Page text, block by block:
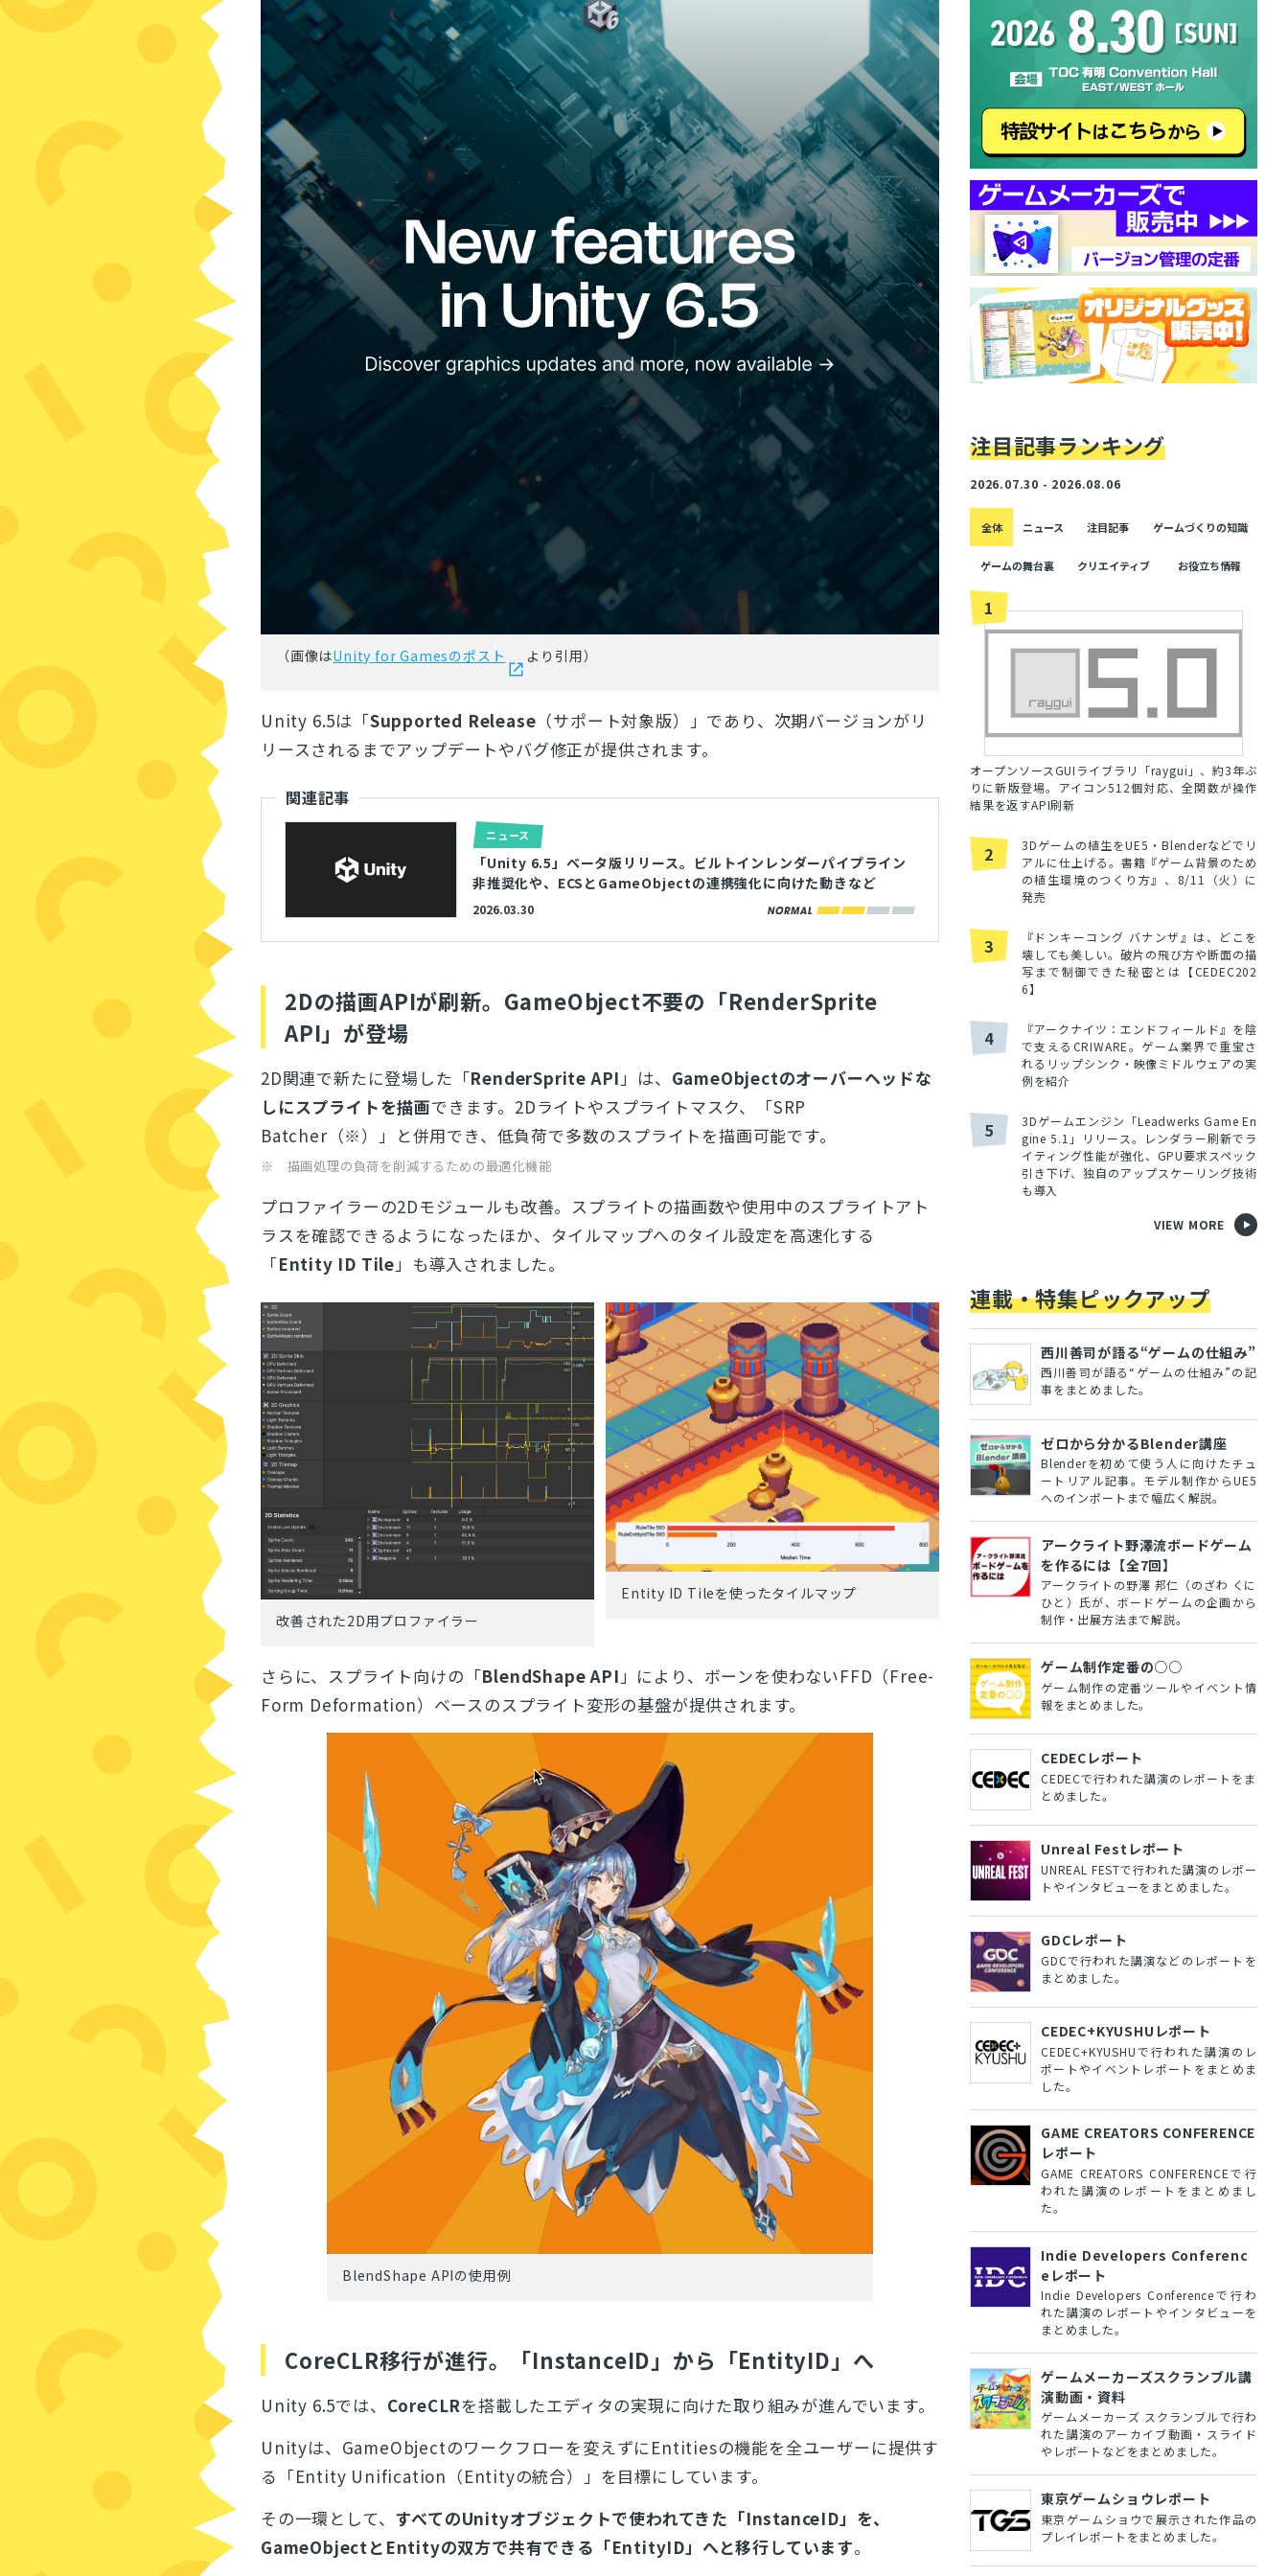
（画像はUnity for Gamesのポスト より引用）
Unity 6.5は「Supported Release （サポート対象版）」であり、次期バージョンがリ
リースされるまでアップデートやバグ修正が提供されます。
関連記事
ニュース
「Unity 6.5」ベータ版リリース。ビルトインレンダーパイプライン
非推奨化や、ECSとGameObjectの連携強化に向けた動きなど
2026.03.30
2Dの描画APIが刷新。GameObject不要の「RenderSprite
API」が登場
2D関連で新たに登場した「RenderSprite API」は、 GameObjectのオーバーヘッドな
しにスプライトを描画できます。2Dライトやスプライトマスク、「SRP
Batcher（※）」と併用でき、低負荷で多数のスプライトを描画可能です。
※ 描画処理の負荷を削減するための最適化機能
プロファイラーの2Dモジュールも改善。スプライトの描画数や使用中のスプライトアト
ラスを確認できるようになったほか、タイルマップへのタイル設定を高速化する
「Entity ID Tile」も導入されました。
改善された2D用プロファイラー
Entity ID Tileを使ったタイルマップ
さらに、スプライト向けの「BlendShape API 」により、ボーンを使わないFFD（Free-
Form Deformation）ベースのスプライト変形の基盤が提供されます。
BlendShape APIの使用例
CoreCLR移行が進行。「InstanceID」から「EntityID」へ
Unity 6.5では、 CoreCLRを搭載したエディタの実現に向けた取り組みが進んでいます。
Unityは、GameObjectのワークフローを変えずにEntitiesの機能を全ユーザーに提供す
る「Entity Unification（Entityの統合）」を目標にしています。
その一環として、 すべてのUnityオブジェクトで使われてきた「InstanceID」を、
GameObjectとEntityの双方で共有できる「EntityID」へと移行しています。
注目記事ランキング
2026.07.30 - 2026.08.06
全体 ニュース 注目記事 ゲームづくりの知識
ゲームの舞台裏 クリエイティブ お役立ち情報
1
オープンソースGUIライブラリ「raygui」、約3年ぶ
りに新版登場。アイコン512個対応、全関数が操作
結果を返すAPI刷新
2
3Dゲームの植生をUE5・Blenderなどでリ
アルに仕上げる。書籍『ゲーム背景のため
の植生環境のつくり方』、8/11（火）に
発売
3
『ドンキーコング バナンザ』は、どこを
壊しても美しい。破片の飛び方や断面の描
写まで制御できた秘密とは【CEDEC202
6】
4
『アークナイツ：エンドフィールド』を陰
で支えるCRIWARE。ゲーム業界で重宝さ
れるリップシンク・映像ミドルウェアの実
例を紹介
5
3Dゲームエンジン「Leadwerks Game En
gine 5.1」リリース。レンダラー刷新でラ
イティング性能が強化、GPU要求スペック
引き下げ、独自のアップスケーリング技術
も導入
VIEW MORE
連載・特集ピックアップ
西川善司が語る“ゲームの仕組み”
西川善司が語る“ゲームの仕組み”の記
事をまとめました。
ゼロから分かるBlender講座
Blenderを初めて使う人に向けたチュ
ートリアル記事。モデル制作からUE5
へのインポートまで幅広く解説。
アークライト野澤流ボードゲーム
を作るには【全7回】
アークライトの野澤 邦仁（のざわ くに
ひと）氏が、ボードゲームの企画から
制作・出展方法まで解説。
ゲーム制作定番の○○
ゲーム制作の定番ツールやイベント情
報をまとめました。
CEDECレポート
CEDECで行われた講演のレポートをま
とめました。
Unreal Festレポート
UNREAL FESTで行われた講演のレポー
トやインタビューをまとめました。
GDCレポート
GDCで行われた講演などのレポートを
まとめました。
CEDEC+KYUSHUレポート
CEDEC+KYUSHUで行われた講演のレ
ポートやイベントレポートをまとめま
した。
GAME CREATORS CONFERENCE
レポート
GAME CREATORS CONFERENCEで行
われた講演のレポートをまとめまし
た。
Indie Developers Conferenc
eレポート
Indie Developers Conferenceで行わ
れた講演のレポートやインタビューを
まとめました。
ゲームメーカーズスクランブル講
演動画・資料
ゲームメーカーズ スクランブルで行わ
れた講演のアーカイブ動画・スライド
やレポートなどをまとめました。
東京ゲームショウレポート
東京ゲームショウで展示された作品の
プレイレポートをまとめました。
とじる
検索